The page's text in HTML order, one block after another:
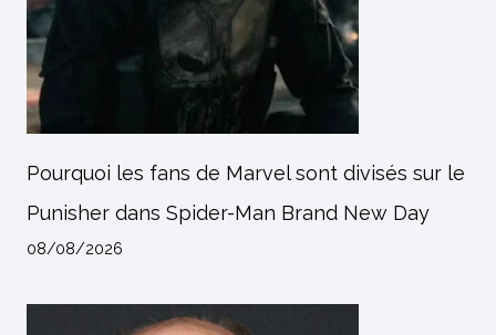
Pourquoi les fans de Marvel sont divisés sur le
Punisher dans Spider-Man Brand New Day
08/08/2026